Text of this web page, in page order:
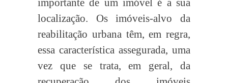
importante de um imóvel é a sua
localização. Os imóveis-alvo da
reabilitação urbana têm, em regra,
essa característica assegurada, uma
vez que se trata, em geral, da